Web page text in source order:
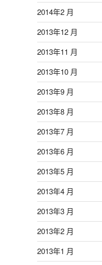
2014年2 月
2013年12 月
2013年11 月
2013年10 月
2013年9 月
2013年8 月
2013年7 月
2013年6 月
2013年5 月
2013年4 月
2013年3 月
2013年2 月
2013年1 月